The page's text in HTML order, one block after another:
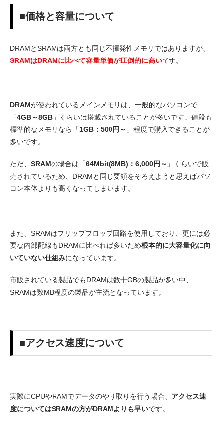
■価格と容量について
DRAMとSRAMは両方とも同じ不揮発性メモリではありますが、
SRAMはDRAMに比べて容量単価が圧倒的に高いです。
DRAMが使われているメインメモリは、一般的なパソコンで
「4GB～8GB 」くらいは搭載されていることが多いです。値段も
標準的なメモリなら「1GB：500円～ 」程度で購入できることが
多いです。
ただ、 SRAMの場合は「64Mbit(8MB)：6,000円～ 」くらいで販
売されているため、DRAMと同じ要領をそろえようと思えばパソ
コン本体よりも高くなってしまいます。
また、SRAMはフリップフロップ回路を使用しており、更には必
要な内部配線もDRAMに比べれば多いため根本的に大容量化に向
いていない仕組みになっています。
市販されている製品でもDRAMは数十GBの製品が多い中、
SRAMは数MB程度の製品が主流となっています。
■アクセス速度について
実際にCPUやRAMでデータのやり取りを行う場合、 アクセス速
度についてはSRAMの方がDRAMよりも早いです。